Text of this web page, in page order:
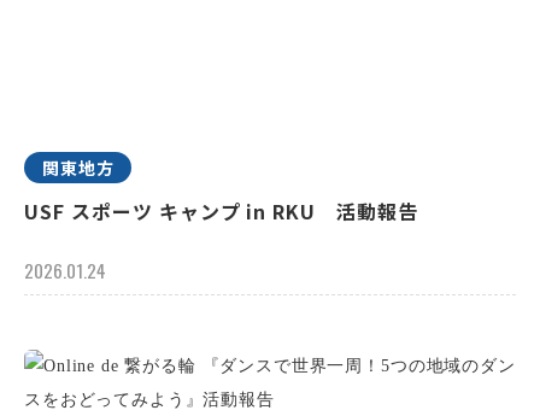
関東地方
USF スポーツ キャンプ in RKU 活動報告
2026.01.24